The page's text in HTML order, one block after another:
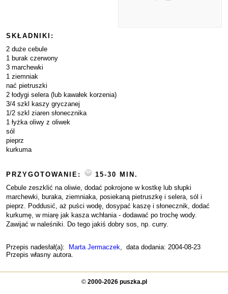
SKŁADNIKI:
2 duże cebule
1 burak czerwony
3 marchewki
1 ziemniak
nać pietruszki
2 łodygi selera (lub kawałek korzenia)
3/4 szkl kaszy gryczanej
1/2 szkl ziaren słonecznika
1 łyżka oliwy z oliwek
sól
pieprz
kurkuma
PRZYGOTOWANIE:
15-30 MIN.
Cebule zeszklić na oliwie, dodać pokrojone w kostkę lub słupki
marchewki, buraka, ziemniaka, posiekaną pietruszkę i selera, sól i
pieprz. Poddusić, aż puści wodę, dosypać kaszę i słonecznik, dodać
kurkumę, w miarę jak kasza wchłania - dodawać po trochę wody.
Zawijać w naleśniki. Do tego jakiś dobry sos, np. curry.
Przepis nadesłał(a): Marta Jermaczek, data dodania: 2004-08-23
Przepis własny autora.
© 2000-2026 puszka.pl